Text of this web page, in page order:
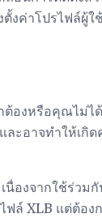
งค่าโปรไฟล์ผู้ใ
องหรือคุณไม่ไ
ะอาจทำให้เกิด
นื่องจากใช้ร่วม
ฟล์ XLB แต่ต้อง